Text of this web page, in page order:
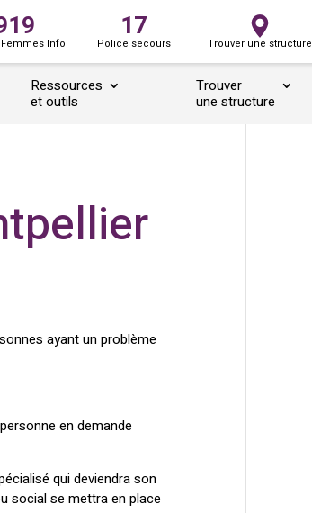
Info
17
Police secours Trouver une structure
Ressources
et outils
Trouver
une structure
ayant un problème
en demande
qui deviendra son
social se mettra en place